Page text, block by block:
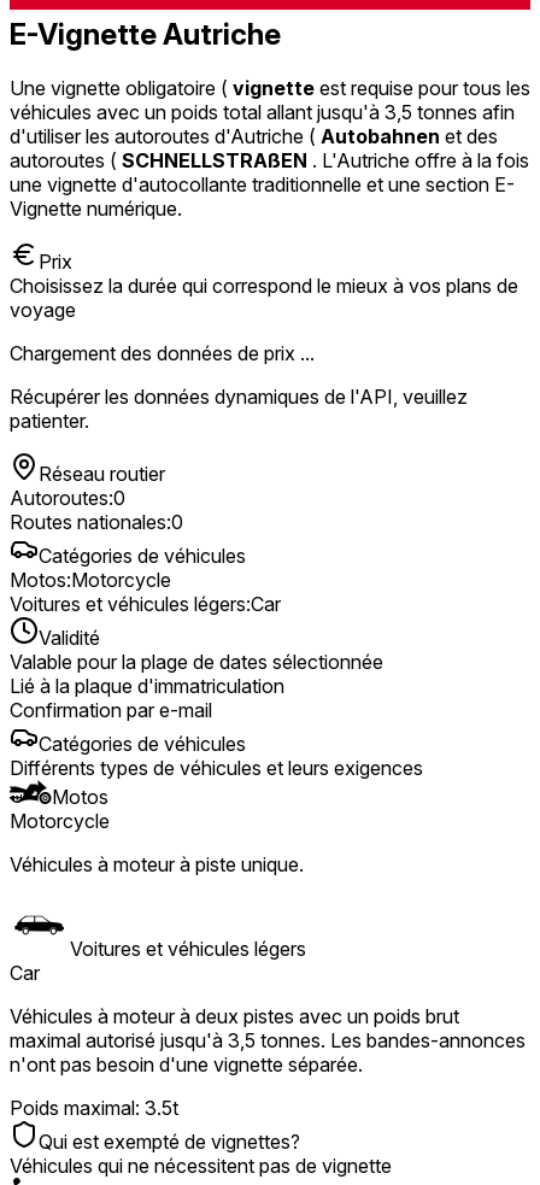
E-Vignette Autriche
Une vignette obligatoire ( vignette est requise pour tous les
véhicules avec un poids total allant jusqu'à 3,5 tonnes afin
d'utiliser les autoroutes d'Autriche ( Autobahnen et des
autoroutes ( SCHNELLSTRAßEN . L'Autriche offre à la fois
une vignette d'autocollante traditionnelle et une section E-
Vignette numérique.
Prix
Choisissez la durée qui correspond le mieux à vos plans de
voyage
Chargement des données de prix ...
Récupérer les données dynamiques de l'API, veuillez
patienter.
Réseau routier
Autoroutes:0
Routes nationales:0
Catégories de véhicules
Motos:Motorcycle
Voitures et véhicules légers:Car
Validité
Valable pour la plage de dates sélectionnée
Lié à la plaque d'immatriculation
Confirmation par e-mail
Catégories de véhicules
Différents types de véhicules et leurs exigences
Motos
Motorcycle
Véhicules à moteur à piste unique.
Voitures et véhicules légers
Car
Véhicules à moteur à deux pistes avec un poids brut
maximal autorisé jusqu'à 3,5 tonnes. Les bandes-annonces
n'ont pas besoin d'une vignette séparée.
Poids maximal: 3.5t
Qui est exempté de vignettes?
Véhicules qui ne nécessitent pas de vignette